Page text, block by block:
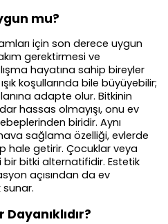
mu?
için son derece uygun
gerektirmesi ve
hayatına sahip bireyler
koşullarında bile büyüyebilir;
adapte olur. Bitkinin
hassas olmayışı, onu ev
biridir. Aynı
sağlama özelliği, evlerde
hale getirir. Çocuklar veya
bitki alternatifidir. Estetik
açısından da ev